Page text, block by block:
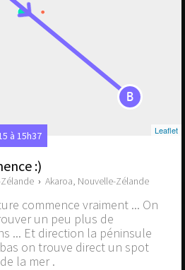
B
Leaflet
à 15h37
:)
› Akaroa, Nouvelle-Zélande
commence vraiment ... On
un peu plus de
... Et direction la péninsule
on trouve direct un spot
la mer .